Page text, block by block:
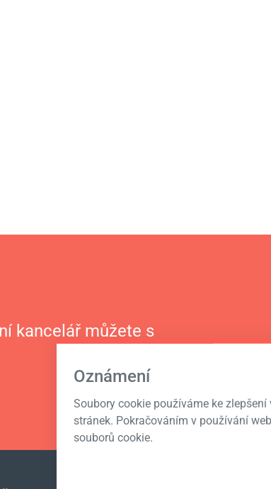
Oznámení
Soubory cookie používáme ke
stránek. Pokračováním v používání
souborů cookie.
kancelář můžete s